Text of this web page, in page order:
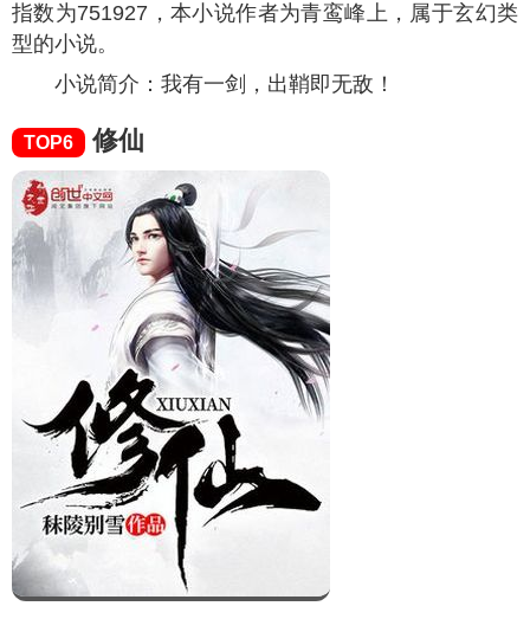
指数为751927 ，本小说作者为青鸾峰上，属于玄幻类
型的小说。
小说简介：我有一剑，出鞘即无敌！
TOP6 修仙